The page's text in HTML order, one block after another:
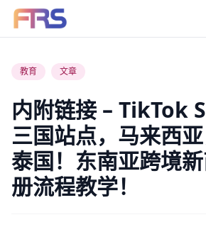
教育 文章
内附链接 – TikTok
三国站点，马来西亚
泰国！东南亚跨境
册流程教学！